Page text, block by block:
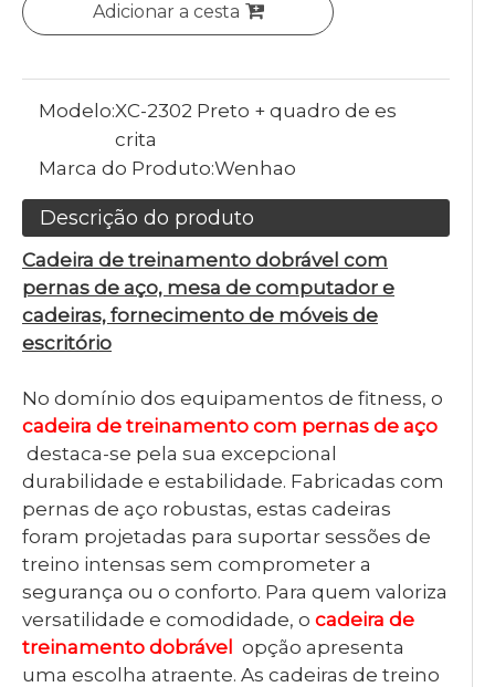
Adicionar a cesta
Modelo:XC-2302 Preto + quadro de es
crita
Marca do Produto:Wenhao
Descrição do produto
Cadeira de treinamento dobrável com
pernas de aço, mesa de computador e
cadeiras, fornecimento de móveis de
escritório
No domínio dos equipamentos de fitness, o
cadeira de treinamento com pernas de aço
destaca-se pela sua excepcional
durabilidade e estabilidade. Fabricadas com
pernas de aço robustas, estas cadeiras
foram projetadas para suportar sessões de
treino intensas sem comprometer a
segurança ou o conforto. Para quem valoriza
versatilidade e comodidade, o cadeira de
treinamento dobrável
opção apresenta
uma escolha atraente. As cadeiras de treino